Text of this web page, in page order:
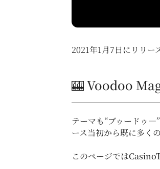
2021年1月7日にリリ
🎰 Voodoo
テーマも“ブゥードゥ
ース当初から既に多く
このページでは